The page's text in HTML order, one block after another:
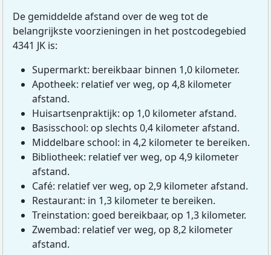
De gemiddelde afstand over de weg tot de
belangrijkste voorzieningen in het postcodegebied
4341 JK is:
Supermarkt: bereikbaar binnen 1,0 kilometer.
Apotheek: relatief ver weg, op 4,8 kilometer
afstand.
Huisartsenpraktijk: op 1,0 kilometer afstand.
Basisschool: op slechts 0,4 kilometer afstand.
Middelbare school: in 4,2 kilometer te bereiken.
Bibliotheek: relatief ver weg, op 4,9 kilometer
afstand.
Café: relatief ver weg, op 2,9 kilometer afstand.
Restaurant: in 1,3 kilometer te bereiken.
Treinstation: goed bereikbaar, op 1,3 kilometer.
Zwembad: relatief ver weg, op 8,2 kilometer
afstand.